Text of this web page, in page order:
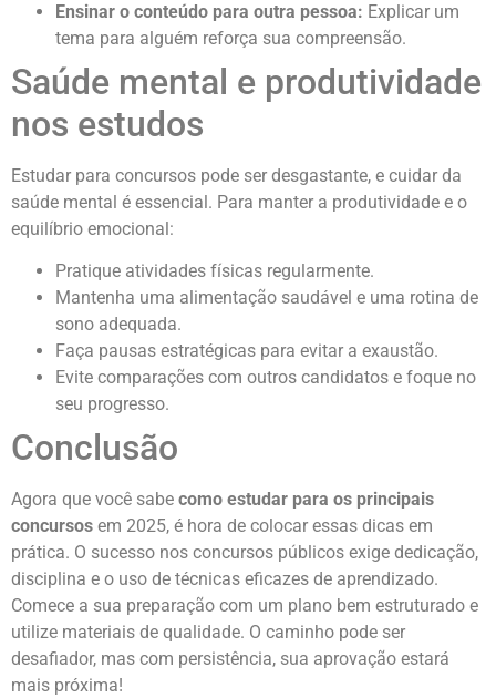
Ensinar o conteúdo para outra pessoa: Explicar um
tema para alguém reforça sua compreensão.
Saúde mental e produtividade
nos estudos
Estudar para concursos pode ser desgastante, e cuidar da
saúde mental é essencial. Para manter a produtividade e o
equilíbrio emocional:
Pratique atividades físicas regularmente.
Mantenha uma alimentação saudável e uma rotina de
sono adequada.
Faça pausas estratégicas para evitar a exaustão.
Evite comparações com outros candidatos e foque no
seu progresso.
Conclusão
Agora que você sabe como estudar para os principais
concursos em 2025, é hora de colocar essas dicas em
prática. O sucesso nos concursos públicos exige dedicação,
disciplina e o uso de técnicas eficazes de aprendizado.
Comece a sua preparação com um plano bem estruturado e
utilize materiais de qualidade. O caminho pode ser
desafiador, mas com persistência, sua aprovação estará
mais próxima!